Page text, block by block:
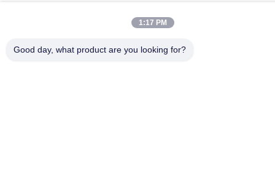
1:17 PM
Good day, what product are you looking for?